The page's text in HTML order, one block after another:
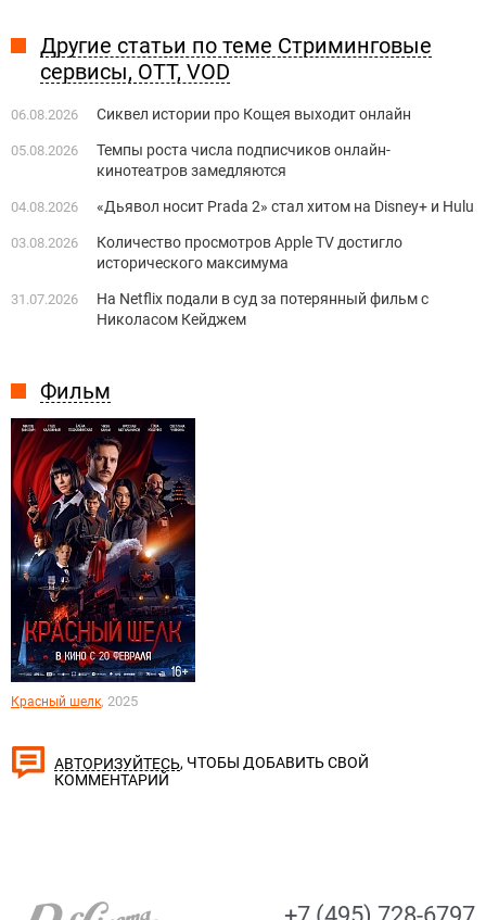
Фильм
Красный шелк, 2025
Другие статьи по теме Стриминговые
сервисы, OTT, VOD
06.08.2026 Сиквел истории про Кощея выходит онлайн
05.08.2026
Темпы роста числа подписчиков онлайн-
кинотеатров замедляются
04.08.2026 «Дьявол носит Prada 2» стал хитом на Disney+ и Hulu
03.08.2026
Количество просмотров Apple TV достигло
исторического максимума
31.07.2026
На Netflix подали в суд за потерянный фильм с
Николасом Кейджем
АВТОРИЗУЙТЕСЬ, ЧТОБЫ ДОБАВИТЬ СВОЙ
КОММЕНТАРИЙ